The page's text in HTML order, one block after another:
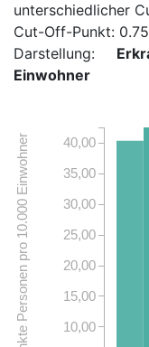
unterschiedlicher
Cut-Off-Punkt: 0.75
Darstellung:
Einwohner
Erkrankte Personen pro 10.000 Einwohner 10,00
15,00
20,00
25,00
30,00
35,00
40,00